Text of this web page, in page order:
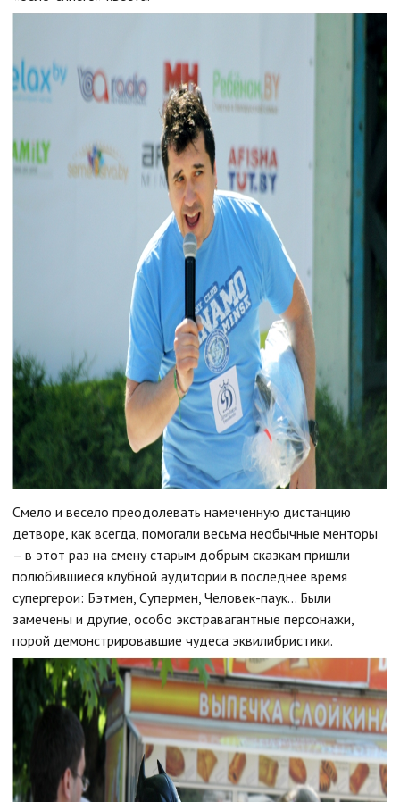
Смело и весело преодолевать намеченную дистанцию
детворе, как всегда, помогали весьма необычные менторы
– в этот раз на смену старым добрым сказкам пришли
полюбившиеся клубной аудитории в последнее время
супергерои: Бэтмен, Супермен, Человек-паук… Были
замечены и другие, особо экстравагантные персонажи,
порой демонстрировавшие чудеса эквилибристики.